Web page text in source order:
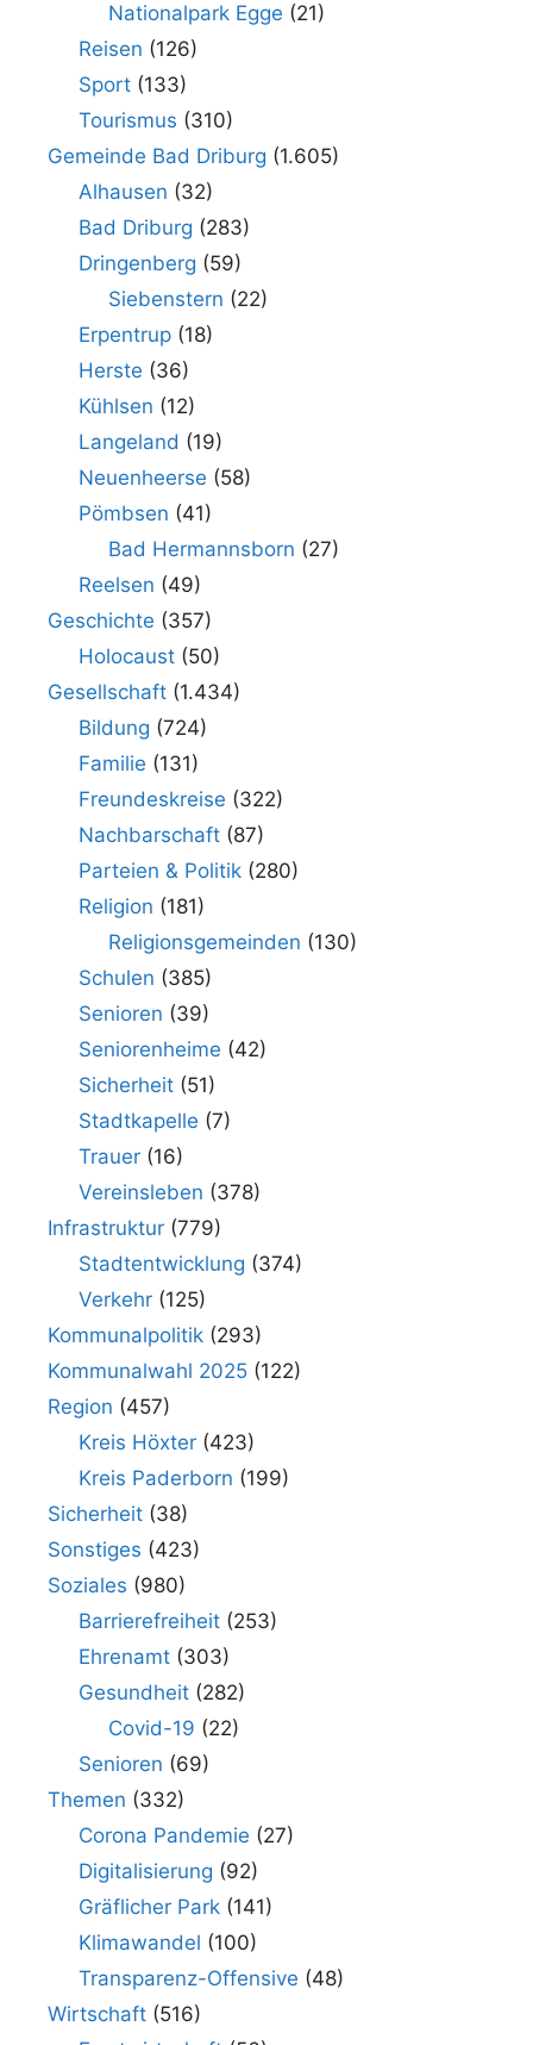
Nationalpark Egge (21)
Reisen (126)
Sport(133)
Tourismus (310)
Gemeinde Bad Driburg (1.605)
Alhausen (32)
Bad Driburg (283)
Dringenberg (59)
Siebenstern (22)
Erpentrup(18)
Herste (36)
Kühlsen (12)
Langeland (19)
Neuenheerse (58)
Pömbsen (41)
Bad Hermannsborn (27)
Reelsen (49)
Geschichte (357)
Holocaust(50)
Gesellschaft (1.434)
Bildung (724)
Familie (131)
Freundeskreise (322)
Nachbarschaft(87)
Parteien & Politik(280)
Religion (181)
Religionsgemeinden (130)
Schulen (385)
Senioren (39)
Seniorenheime (42)
Sicherheit(51)
Stadtkapelle (7)
Trauer(16)
Vereinsleben (378)
Infrastruktur (779)
Stadtentwicklung (374)
Verkehr(125)
Kommunalpolitik (293)
Kommunalwahl 2025 (122)
Region (457)
Kreis Höxter(423)
Kreis Paderborn (199)
Sicherheit (38)
Sonstiges (423)
Soziales (980)
Barrierefreiheit(253)
Ehrenamt(303)
Gesundheit(282)
Covid-19 (22)
Senioren (69)
Themen (332)
Corona Pandemie (27)
Digitalisierung (92)
Gräflicher Park(141)
Klimawandel (100)
Transparenz-Offensive (48)
Wirtschaft (516)